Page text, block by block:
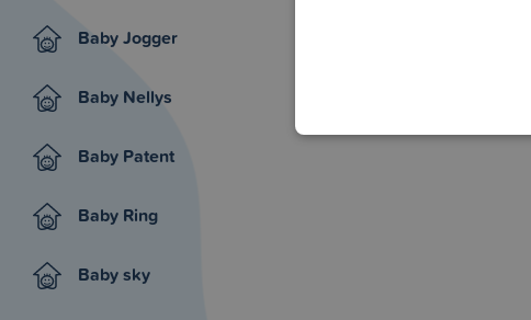
Baby Jogger
Baby Nellys
Baby Patent
Baby Ring
Baby sky